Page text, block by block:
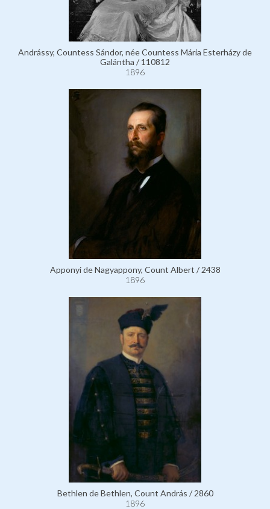
Andrássy, Countess Sándor, née Countess Mária Esterházy de
Galántha / 110812
1896
Apponyi de Nagyappony, Count Albert / 2438
1896
Bethlen de Bethlen, Count András / 2860
1896